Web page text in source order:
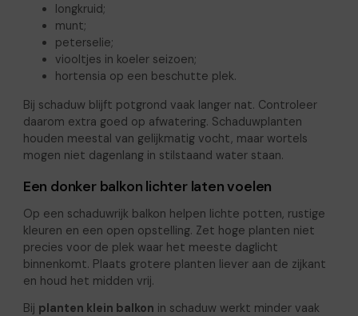
longkruid;
munt;
peterselie;
viooltjes in koeler seizoen;
hortensia op een beschutte plek.
Bij schaduw blijft potgrond vaak langer nat. Controleer
daarom extra goed op afwatering. Schaduwplanten
houden meestal van gelijkmatig vocht, maar wortels
mogen niet dagenlang in stilstaand water staan.
Een donker balkon lichter laten voelen
Op een schaduwrijk balkon helpen lichte potten, rustige
kleuren en een open opstelling. Zet hoge planten niet
precies voor de plek waar het meeste daglicht
binnenkomt. Plaats grotere planten liever aan de zijkant
en houd het midden vrij.
Bij planten klein balkon in schaduw werkt minder vaak